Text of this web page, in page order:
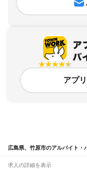
アプ
広島県、竹原市のアルバイト・
求人の詳細を表示